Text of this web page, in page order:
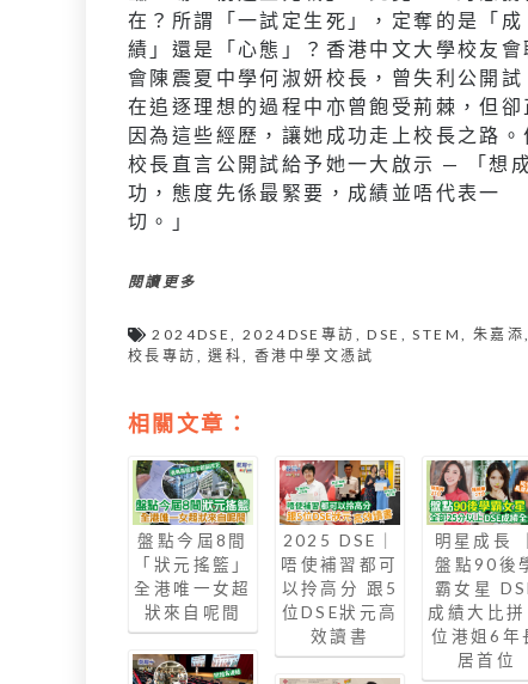
在？所謂「一試定生死」，定奪的是「成
績」還是「心態」？香港中文大學校友會
會陳震夏中學何淑妍校長，曾失利公開試
在追逐理想的過程中亦曾飽受荊棘，但卻
因為這些經歷，讓她成功走上校長之路。
校長直言公開試給予她一大啟示 — 「想
功，態度先係最緊要，成績並唔代表一
切。」
閱讀更多
2024DSE ,2024DSE專訪 ,DSE ,STEM 朱嘉添
校長專訪
,選科 ,香港中學文憑試
相關文章：
盤點今屆8間
「狀元搖籃」
全港唯一女超
狀來自呢間
2025 DSE｜
唔使補習都可
以拎高分 跟5
位DSE狀元高
效讀書
明星成長 ｜
盤點90後
霸女星
成績大比拼
位港姐6年
居首位